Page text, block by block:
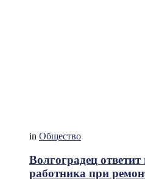
in Общество
Волгоградец ответит
работника при